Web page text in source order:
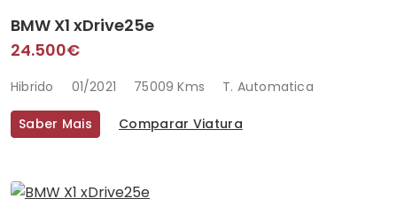
BMW X1 xDrive25e
24.500€
Hibrido 01/2021 75009 Kms T. Automatica
Saber Mais Comparar Viatura